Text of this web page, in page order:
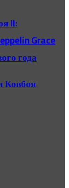
II:
Grace
года
Ковбоя